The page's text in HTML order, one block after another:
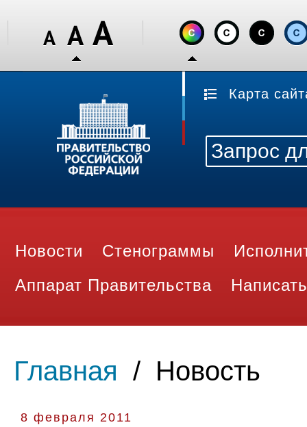
Карта
Новости Стенограммы
Аппарат Правительства
Главная / Новость
8 февраля 2011